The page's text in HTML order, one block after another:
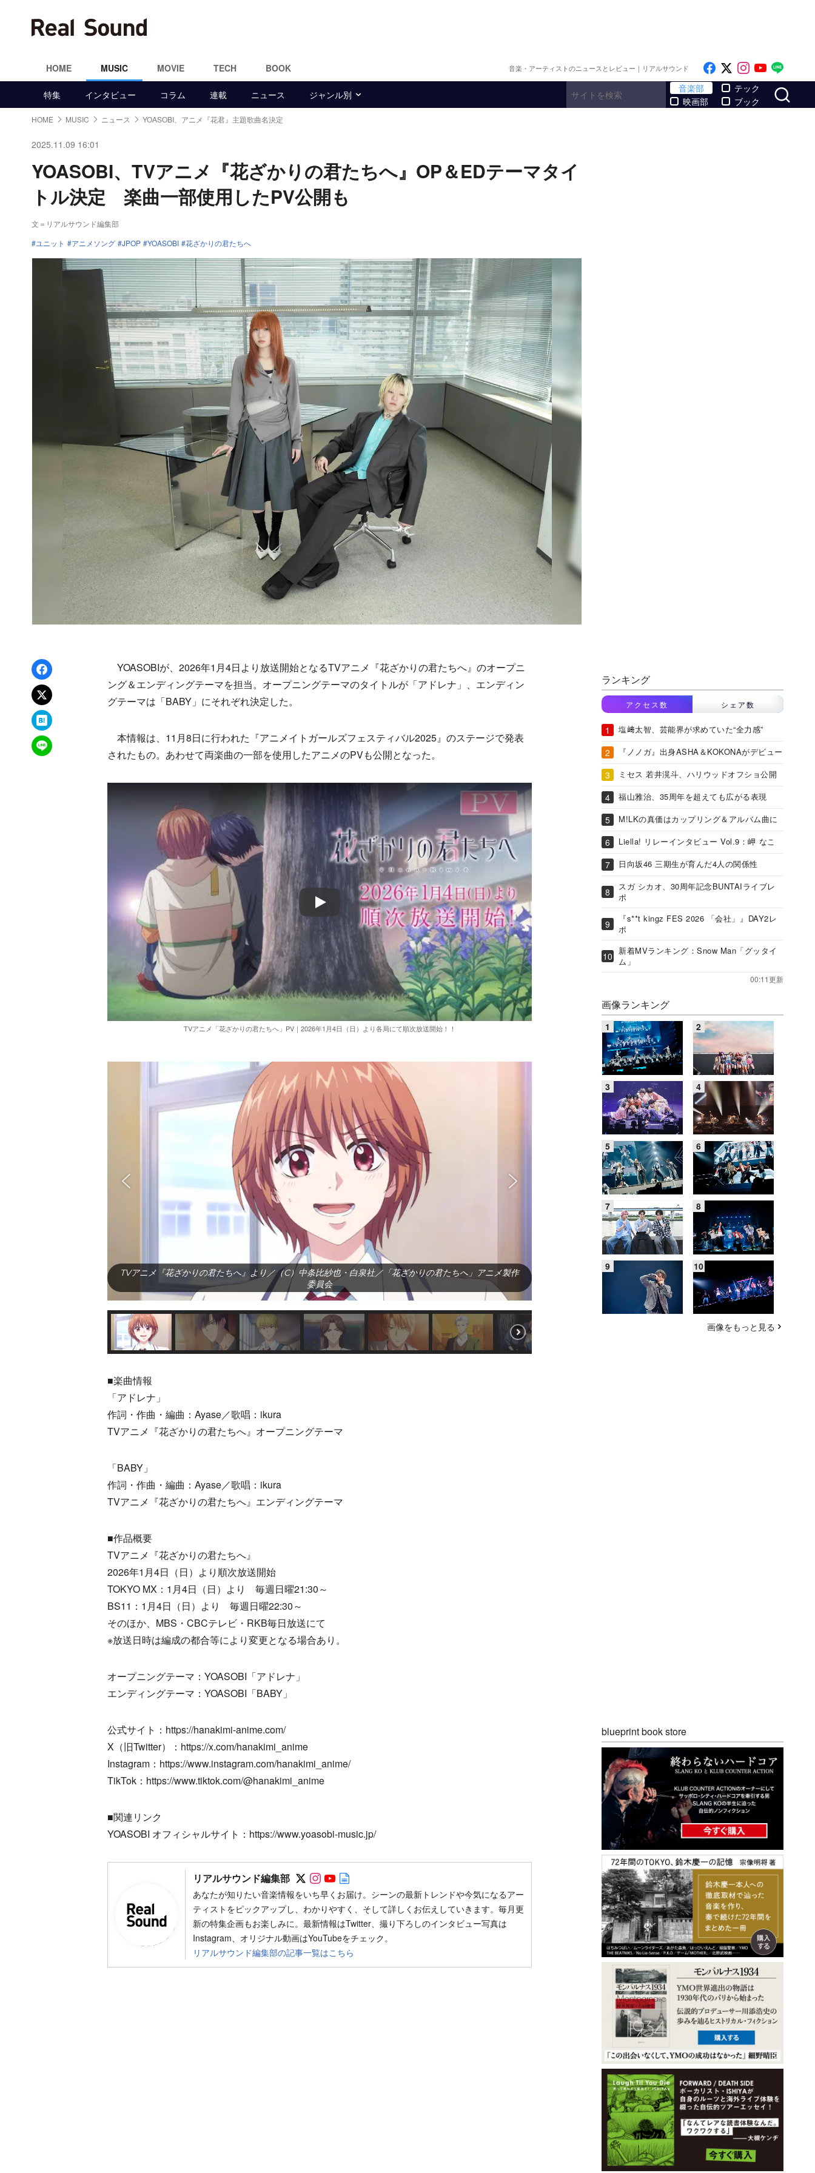
HOME MUSIC MOVIE TECH BOOK 音楽・アーティストのニュースとレビュー｜リアルサウンド Like on Facebook
Follow on x
Follow on
Follow
特集 インタビュー コラム 連載 ニュース ジャンル別
音楽部
映画部
テック
ブック
HOME MUSIC ニュース YOASOBI、アニメ『花君』主題歌曲名決定
2025.11.09 16:01
YOASOBI、TVアニメ『花ざかりの君たちへ』OP＆EDテーマタイ
トル決定 楽曲一部使用したPV公開も
文＝リアルサウンド編集部
ユニット
アニメソング JPOP YOASOBI 花ざかりの君たちへ
Facebookでシェア
xでポスト
はてなブックマーク
LINEで送る
YOASOBIが、2026年1月4日より放送開始となるTVアニメ『花ざかりの君たちへ』のオープニ
ング＆エンディングテーマを担当。オープニングテーマのタイトルが「アドレナ」、エンディン
グテーマは「BABY」にそれぞれ決定した。
本情報は、11月8日に行われた『アニメイトガールズフェスティバル2025』のステージで発表
されたもの。あわせて両楽曲の一部を使用したアニメのPVも公開となった。
TVアニメ「花ざかりの君たちへ」PV｜2026年1月4日（日）より各局にて順次放送開始！！
TVアニメ『花ざかりの君たちへ』より／（C）中条比紗也・白泉社／「花ざかりの君たちへ」アニメ製作
委員会
■楽曲情報
「アドレナ」
作詞・作曲・編曲：Ayase／歌唱：ikura
TVアニメ『花ざかりの君たちへ』オープニングテーマ
「BABY」
作詞・作曲・編曲：Ayase／歌唱：ikura
TVアニメ『花ざかりの君たちへ』エンディングテーマ
■作品概要
TVアニメ『花ざかりの君たちへ』
2026年1月4日（日）より順次放送開始
TOKYO MX：1月4日（日）より 毎週日曜21:30～
BS11：1月4日（日）より 毎週日曜22:30～
そのほか、MBS・CBCテレビ・RKB毎日放送にて
※放送日時は編成の都合等により変更となる場合あり。
オープニングテーマ：YOASOBI「アドレナ」
エンディングテーマ：YOASOBI「BABY」
公式サイト：https://hanakimi-anime.com/
X（旧Twitter）：https://x.com/hanakimi_anime
Instagram：https://www.instagram.com/hanakimi_anime/
TikTok：https://www.tiktok.com/@hanakimi_anime
■関連リンク
YOASOBI オフィシャルサイト：https://www.yoasobi-music.jp/
リアルサウンド編集部 Follow on SNS
Follow on SNS
Follow on SNS
あなたが知りたい音楽情報をいち早くお届け。シーンの最新トレンドや今気になるアー
ティストをピックアップし、わかりやすく、そして詳しくお伝えしていきます。毎月更
新の特集企画もお楽しみに。最新情報はTwitter、撮り下ろしのインタビュー写真は
Instagram、オリジナル動画はYouTubeをチェック。
リアルサウンド編集部の記事一覧はこちら
ランキング
アクセス数 シェア数
塩﨑太智、芸能界が求めていた“全力感”
『ノノガ』出身ASHA＆KOKONAがデビュー
ミセス 若井滉斗、ハリウッドオフショ公開
福山雅治、35周年を超えても広がる表現
M!LKの真価はカップリング＆アルバム曲に
Liella! リレーインタビュー Vol.9：岬 なこ
日向坂46 三期生が育んだ4人の関係性
スガ シカオ、30周年記念BUNTAIライブレ
ポ
『s**t kingz FES 2026 「会社」』DAY2レ
ポ
新着MVランキング：Snow Man「グッタイ
ム」
00:11更新
画像ランキング
画像をもっと見る
blueprint book store